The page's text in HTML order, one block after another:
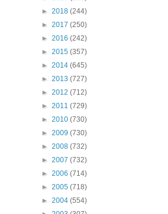
► 2018 (244)
► 2017 (250)
► 2016 (242)
► 2015 (357)
► 2014 (645)
► 2013 (727)
► 2012 (712)
► 2011 (729)
► 2010 (730)
► 2009 (730)
► 2008 (732)
► 2007 (732)
► 2006 (714)
► 2005 (718)
► 2004 (554)